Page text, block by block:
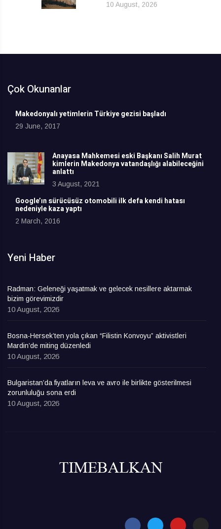
10 August, 2026
Çok Okunanlar
Makedonyalı yetimlerin Türkiye gezisi başladı
29 June, 2017
Anayasa Mahkemesi eski Başkanı Salih Murat
kimlerin Makedonya vatandaşlığı alabileceğini
anlattı
3 August, 2021
Google’ın sürücüsüz otomobili ilk defa kendi hatası
nedeniyle kaza yaptı
2 March, 2016
Yeni Haber
Radman: Geleneği yaşatmak ve gelecek nesillere aktarmak
bizim görevimizdir
10 August, 2026
Bosna-Hersek’ten yola çıkan “Filistin Konvoyu” aktivistleri
Mardin’de miting düzenledi
10 August, 2026
Bulgaristan’da fiyatların leva ve avro ile birlikte gösterilmesi
zorunluluğu sona erdi
10 August, 2026